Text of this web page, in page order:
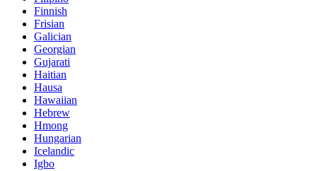
Finnish
Frisian
Galician
Georgian
Gujarati
Haitian
Hausa
Hawaiian
Hebrew
Hmong
Hungarian
Icelandic
Igbo